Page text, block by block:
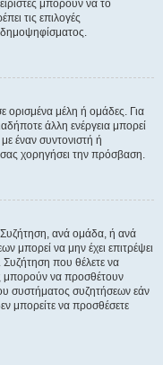
μπορούν να το
τις επιλογές
δημοψηφίσματος.
ορισμένα μέλη ή ομάδες. Για
άλλη ενέργεια μπορεί
έναν συντονιστή ή
σας χορηγήσει την πρόσβαση.
ανά ομάδα, ή ανά
μπορεί να μην έχει επιτρέψει
που θέλετε να
μπορούν να προσθέτουν
συστήματος συζητήσεων εάν
μπορείτε να προσθέσετε